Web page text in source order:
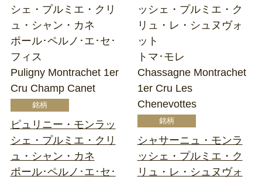
シェ・プルミエ・クリ
ュ・シャン・カネ
ポール･ペルノ･エ･セ･
フィス
Puligny Montrachet 1er
Cru Champ Canet
ピュリニー・モンラッ
シェ・プルミエ・クリ
ュ・シャン・カネ
ポール･ペルノ･エ･セ･
ッシェ・プルミエ・ク
リュ・レ・シュヌヴォ
ット
トマ･モレ
Chassagne Montrachet
1er Cru Les
Chenevottes
シャサーニュ・モンラ
ッシェ・プルミエ・ク
リュ・レ・シュヌヴォ